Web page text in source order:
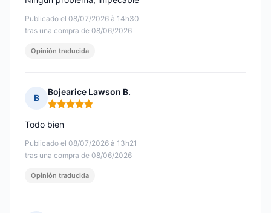
Publicado el 08/07/2026 à 14h30
tras una compra de 08/06/2026
Opinión traducida
B
Bojearice Lawson B.
Nota: 5 de 5
Publicado el 08/07/2026 à 13h21
tras una compra de 08/06/2026
Todo bien
Opinión traducida